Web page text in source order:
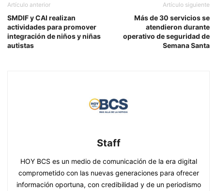
Artículo anterior
SMDIF y CAI realizan
actividades para promover
integración de niños y niñas
autistas
Artículo siguiente
Más de 30 servicios se
atendieron durante
operativo de seguridad de
Semana Santa
Staff
HOY BCS es un medio de comunicación de la era digital
comprometido con las nuevas generaciones para ofrecer
información oportuna, con credibilidad y de un periodismo